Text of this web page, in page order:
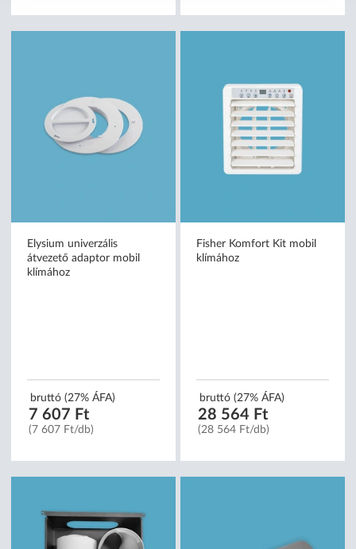
Elysium univerzális
átvezető adaptor mobil
klímához
bruttó (27% ÁFA)
7 607 Ft
(7 607 Ft/db)
Fisher Komfort Kit mobil
klímához
bruttó (27% ÁFA)
28 564 Ft
(28 564 Ft/db)